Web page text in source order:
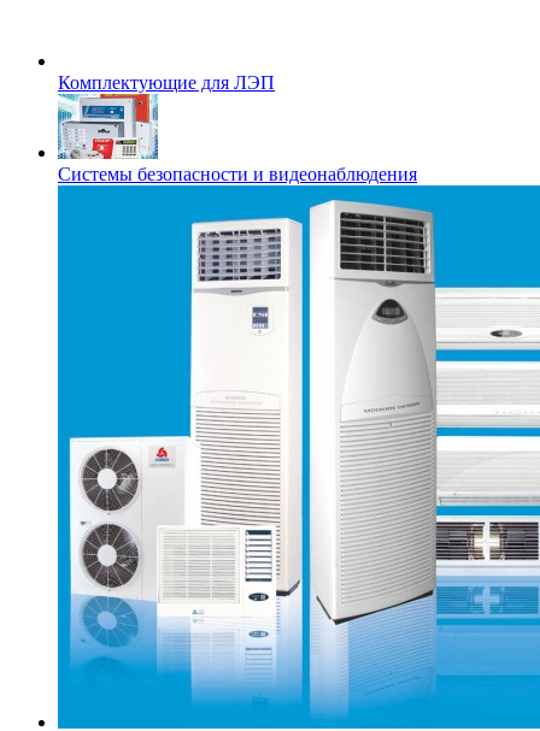
Комплектующие для ЛЭП
Системы безопасности и видеонаблюдения